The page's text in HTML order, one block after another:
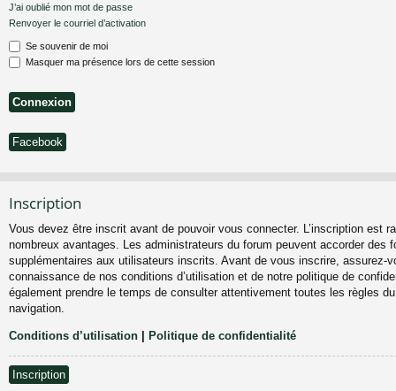
J’ai oublié mon mot de passe
Renvoyer le courriel d’activation
Se souvenir de moi
Masquer ma présence lors de cette session
Facebook
Inscription
Vous devez être inscrit avant de pouvoir vous connecter. L’inscription est
nombreux avantages. Les administrateurs du forum peuvent accorder des
supplémentaires aux utilisateurs inscrits. Avant de vous inscrire, assurez-
connaissance de nos conditions d’utilisation et de notre politique de
également prendre le temps de consulter attentivement toutes les règles
navigation.
Conditions d’utilisation | Politique de confidentialité
Inscription